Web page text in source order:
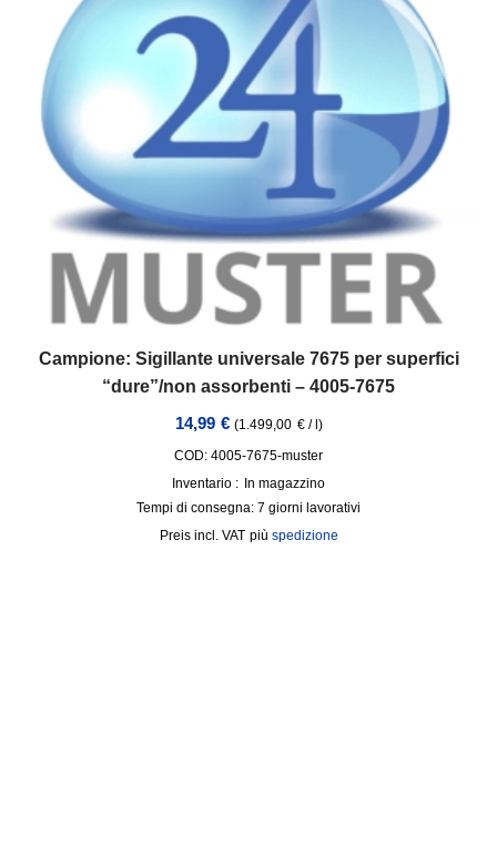
Campione: Sigillante universale 7675 per superfici
“dure”/non assorbenti – 4005-7675
14,99 € (1.499,00 €/l)
COD: 4005-7675-muster
Inventario : In magazzino
Tempi di consegna: 7 giorni lavorativi
incl. VAT più spedizione